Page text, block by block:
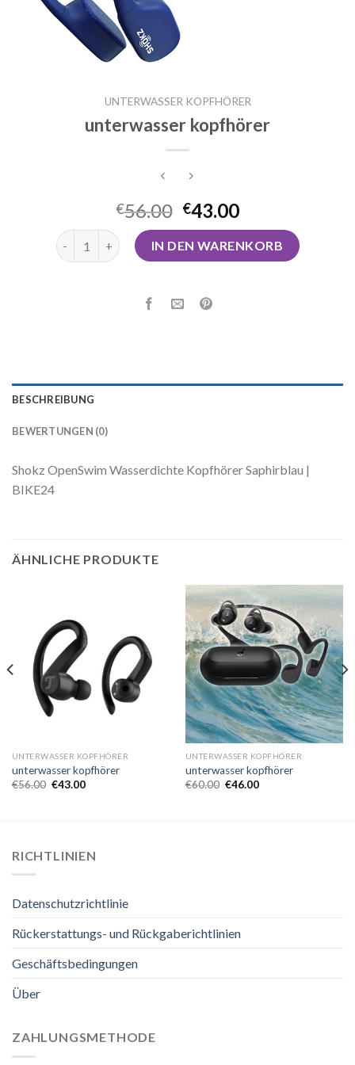
UNTERWASSER KOPFHÖRER
unterwasser kopfhörer
€56.00 €43.00
unterwasser kopfhörer MengeIN DEN WARENKORB
BESCHREIBUNG
BEWERTUNGEN (0)
Shokz OpenSwim Wasserdichte Kopfhörer Saphirblau |
BIKE24
ÄHNLICHE PRODUKTE
UNTERWASSER KOPFHÖRER
unterwasser kopfhörer
€56.00 €43.00
UNTERWASSER KOPFHÖRER
unterwasser kopfhörer
€60.00 €46.00
RICHTLINIEN
Datenschutzrichtlinie
Rückerstattungs- und Rückgaberichtlinien
Geschäftsbedingungen
Über
ZAHLUNGSMETHODE